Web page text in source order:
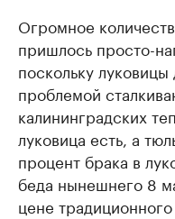
Огромное
пришлось просто-
поскольку
проблемой
калининградских
луковица есть, а
процент брака в
беда нынешнего 8
цене